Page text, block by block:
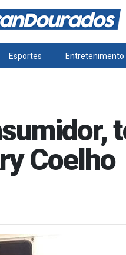
Esportes Entretenimento
Coelho